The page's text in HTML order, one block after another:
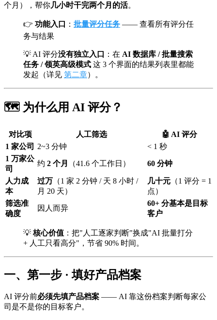
个月），帮你几小时干完两个月的活。
👉 功能入口 ： 批量评分任务 —— 查看所有评分任
务与结果
💡 AI 评分没有独立入口 ：在 AI 数据库 / 批量搜索
任务 / 领英高级模式 这 3 个界面的结果列表里都能
发起（详见 第二章）。
🗺️ 为什么用 AI 评分？
对比项 人工筛选
🤖 AI 评分
1 家公司
2~3 分钟
< 1 秒
1 万家公
司
约 2 个月 （41.6 个工作日） 60 分钟
人力成
本
过万 （1 家 2 分钟 / 天 8 小时 /
月 20 天）
几十元 （1 评分 = 1
点）
筛选准
确度
因人而异
60+ 分基本是目标
客户
💡 核心价值 ：把"人工逐家判断"换成"AI 批量打分
+ 人工只看高分"，节省 90% 时间。
一、第一步 · 填好产品档案
AI 评分前必须先填产品档案 —— AI 靠这份档案判断每家公
司是不是你的目标客户。